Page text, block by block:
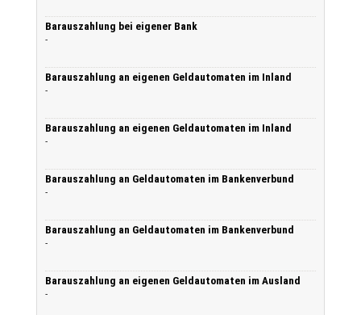
Barauszahlung bei eigener Bank
-
Barauszahlung an eigenen Geldautomaten im Inland
-
Barauszahlung an eigenen Geldautomaten im Inland
-
Barauszahlung an Geldautomaten im Bankenverbund
-
Barauszahlung an Geldautomaten im Bankenverbund
-
Barauszahlung an eigenen Geldautomaten im Ausland
-